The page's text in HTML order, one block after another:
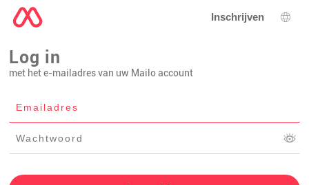
Inschrijven
Taal
Log in
met het e-mailadres van uw Mailo account